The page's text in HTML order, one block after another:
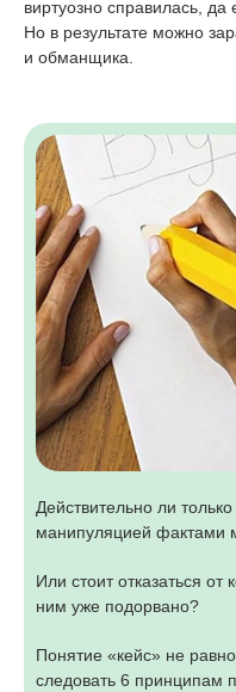
виртуозно справилась, да
Но в результате можно
и обманщика.
Действительно ли
манипуляцией фактами
Или стоит отказаться от
ним уже подорвано?
Понятие «кейс» не
следовать 6 принципам